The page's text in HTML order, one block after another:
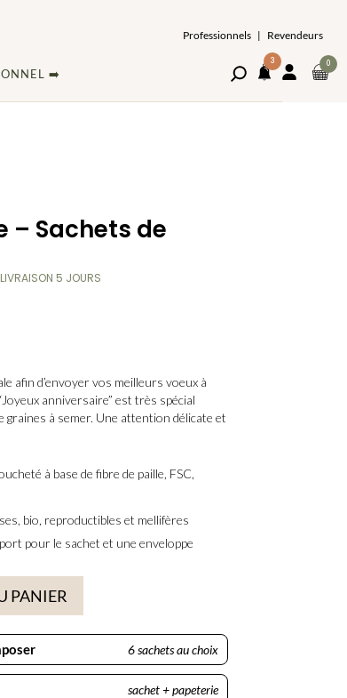
Professionnels | Revendeurs
➡️
Ouvrir
le
volet
3
MON
0
– Sachets de
5 JOURS
afin d’envoyer vos meilleurs voeux à
anniversaire” est très spécial
graines à semer. Une attention délicate et
à base de fibre de paille, FSC,
bio, reproductibles et mellifères
pour le sachet et une enveloppe
PANIER
6 sachets au choix
sachet + papeterie